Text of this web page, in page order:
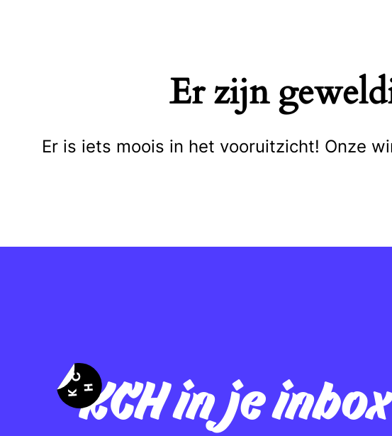
Er zijn
Er is iets moois in het vooruitzicht! Onze
KCH in je inbox